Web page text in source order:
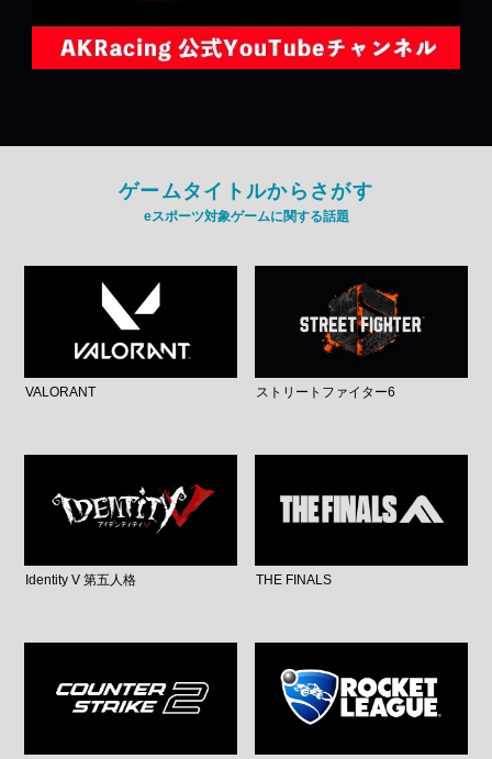
ゲームタイトルからさがす
eスポーツ対象ゲームに関する話題
VALORANT ストリートファイター6
Identity V 第五人格 THE FINALS